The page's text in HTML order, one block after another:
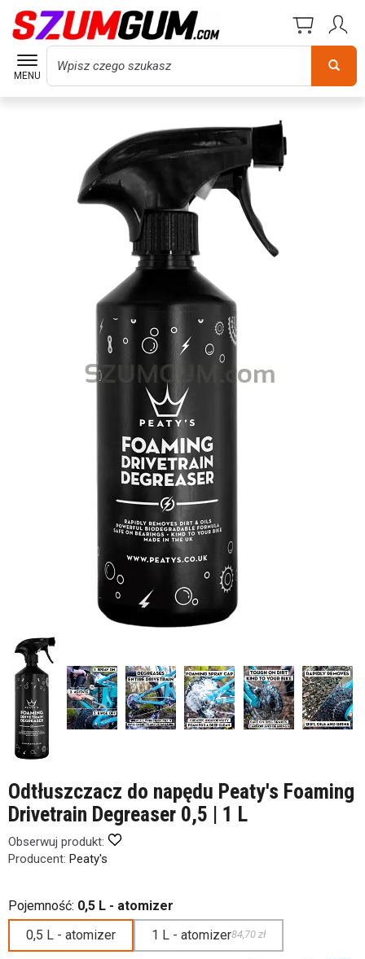
MENU
Wyszukaj
Odtłuszczacz do napędu Peaty's Foaming
Drivetrain Degreaser 0,5 | 1 L
Obserwuj produkt:
Producent: Peaty's
Pojemność: 0,5 L - atomizer
0,5 L - atomizer
1 L - atomizer84,70 zł